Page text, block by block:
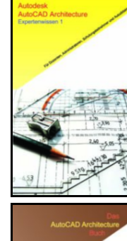
AutoCAD
Expertenwissen